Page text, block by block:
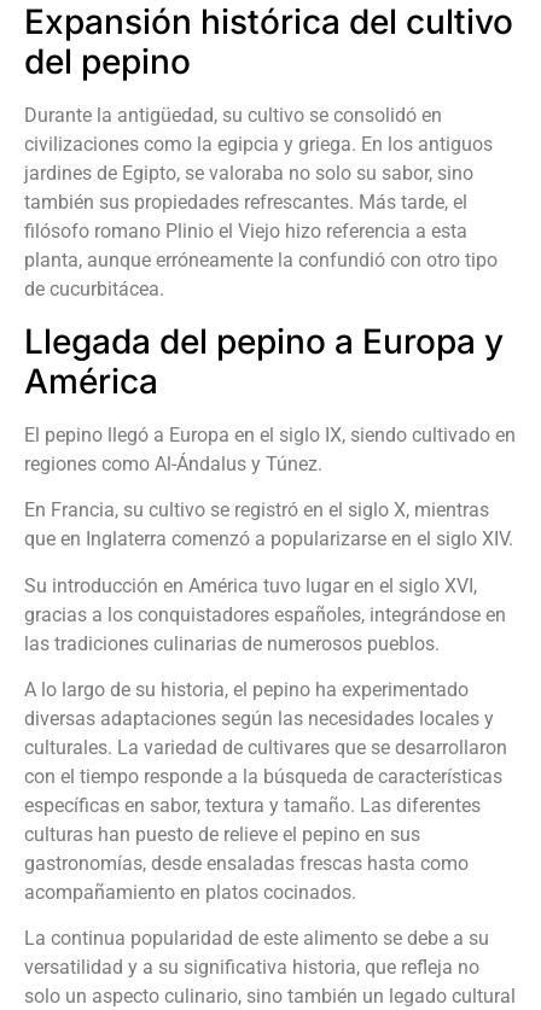
Expansión histórica del cultivo
del pepino
Durante la antigüedad, su cultivo se consolidó en
civilizaciones como la egipcia y griega. En los antiguos
jardines de Egipto, se valoraba no solo su sabor, sino
también sus propiedades refrescantes. Más tarde, el
filósofo romano Plinio el Viejo hizo referencia a esta
planta, aunque erróneamente la confundió con otro tipo
de cucurbitácea.
Llegada del pepino a Europa y
América
El pepino llegó a Europa en el siglo IX, siendo cultivado en
regiones como Al-Ándalus y Túnez.
En Francia, su cultivo se registró en el siglo X, mientras
que en Inglaterra comenzó a popularizarse en el siglo XIV.
Su introducción en América tuvo lugar en el siglo XVI,
gracias a los conquistadores españoles, integrándose en
las tradiciones culinarias de numerosos pueblos.
A lo largo de su historia, el pepino ha experimentado
diversas adaptaciones según las necesidades locales y
culturales. La variedad de cultivares que se desarrollaron
con el tiempo responde a la búsqueda de características
específicas en sabor, textura y tamaño. Las diferentes
culturas han puesto de relieve el pepino en sus
gastronomías, desde ensaladas frescas hasta como
acompañamiento en platos cocinados.
La continua popularidad de este alimento se debe a su
versatilidad y a su significativa historia, que refleja no
solo un aspecto culinario, sino también un legado cultural